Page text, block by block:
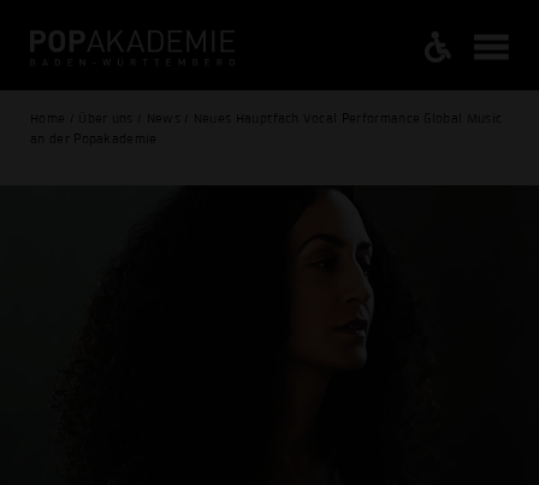
Home / Über uns / News / Neues Hauptfach Vocal Performance Global Music
an der Popakademie